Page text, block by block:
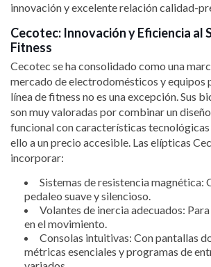
innovación y excelente relación calidad-
Cecotec: Innovación y Eficiencia al
Fitness
Cecotec se ha consolidado como una
mercado de electrodomésticos y equipos
línea de fitness no es una excepción. Sus
son muy valoradas por combinar un
funcional con características tecnológicas
ello a un precio accesible. Las elípticas
incorporar:
Sistemas de resistencia magnética:
pedaleo suave y silencioso.
Volantes de inercia adecuados:
en el movimiento.
Consolas intuitivas: Con pantallas
métricas esenciales y programas de